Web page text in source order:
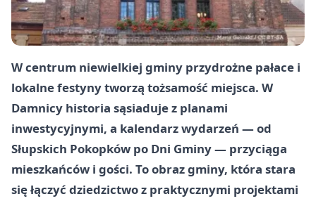
W centrum niewielkiej gminy przydrożne pałace i
lokalne festyny tworzą tożsamość miejsca. W
Damnicy historia sąsiaduje z planami
inwestycyjnymi, a kalendarz wydarzeń — od
Słupskich Pokopków po Dni Gminy — przyciąga
mieszkańców i gości. To obraz gminy, która stara
się łączyć dziedzictwo z praktycznymi projektami